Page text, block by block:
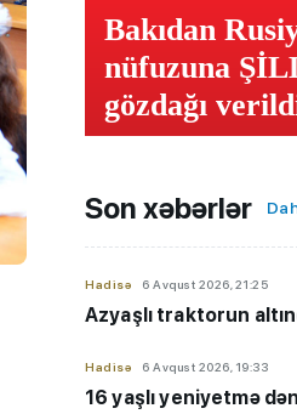
Bakıdan
nüfuzuna
gözdağı
Son xəbərlər
Hadisə 6 Avqust 2026, 21:25
Azyaşlı traktorun
Hadisə 6 Avqust 2026, 19:33
16 yaşlı yeniyetmə